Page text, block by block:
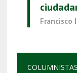
Francisco
COLUMNISTAS